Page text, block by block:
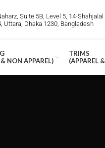
Suite 5B, Level 5, 14-Shahjalal
Uttara, Dhaka 1230, Bangladesh
& NON APPAREL)
TRIMS
(APPAREL